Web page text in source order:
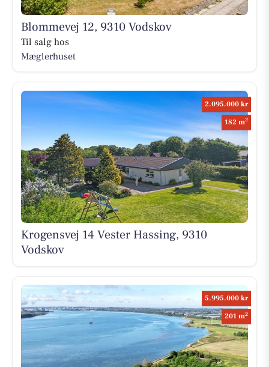
Blommevej 12, 9310 Vodskov
Til salg hos
Mæglerhuset
2.095.000 kr
182 m2
Krogensvej 14 Vester Hassing, 9310
Vodskov
5.995.000 kr
201 m2